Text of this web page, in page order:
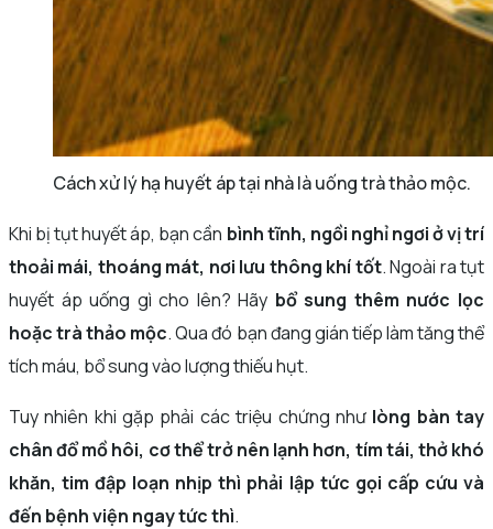
Cách xử lý hạ huyết áp tại nhà là uống trà thảo mộc.
Khi bị tụt huyết áp, bạn cần bình tĩnh, ngồi nghỉ ngơi ở vị trí
thoải mái, thoáng mát, nơi lưu thông khí tốt. Ngoài ra tụt
huyết áp uống gì cho lên? Hãy bổ sung thêm nước lọc
hoặc trà thảo mộc. Qua đó bạn đang gián tiếp làm tăng thể
tích máu, bổ sung vào lượng thiếu hụt.
Tuy nhiên khi gặp phải các triệu chứng như lòng bàn tay
chân đổ mồ hôi, cơ thể trở nên lạnh hơn, tím tái, thở khó
khăn, tim đập loạn nhịp thì phải lập tức gọi cấp cứu và
đến bệnh viện ngay tức thì.